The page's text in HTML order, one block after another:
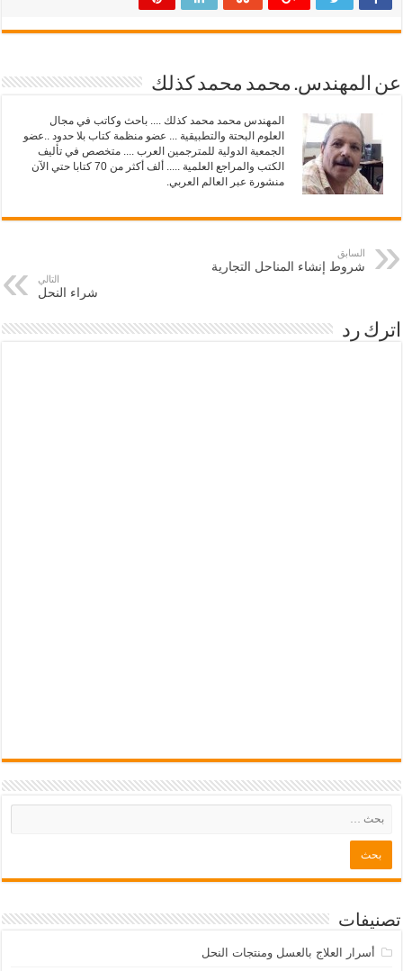
ت
ي
ت
ي
ن
ا
ف
ذ
ة
ج
ي
)
ف
س
ف
ح
ف
ي
ن
ا
ف
ذ
ة
د
)
عن المهندس. محمد محمد كذلك
المهندس محمد محمد كذلك .... باحث وكاتب في مجال
العلوم البحتة والتطبيقية ... عضو منظمة كتاب بلا حدود ..عضو
الجمعية الدولية للمترجمين العرب .... متخصص في تأليف
الكتب والمراجع العلمية ..... ألف أكثر من 70 كتابا حتي الآن
منشورة عبر العالم العربي.
السابق
شروط إنشاء المناحل التجارية
التالي
شراء النحل
اترك رد
تصنيفات
أسرار العلاج بالعسل ومنتجات النحل